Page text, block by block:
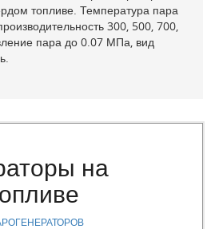
водогрейный стальной
водогрейный
газовый водогрейный
производства
делающие работу котельной
и экономичной. Температурный режим
топливе. Температура пара
300, 500, 700,
пара до 0.07 МПа, вид
на